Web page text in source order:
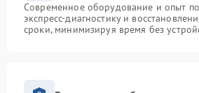
Современное оборудование и опыт
экспресс-диагностику и
сроки, минимизируя время без